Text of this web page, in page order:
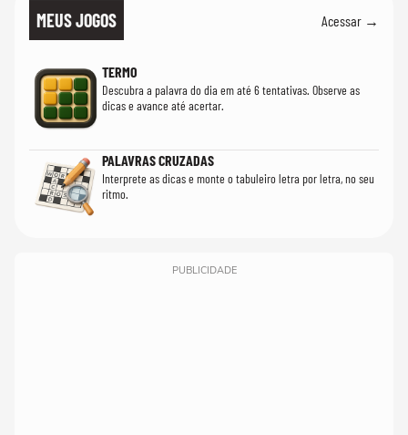
MEUS JOGOS Acessar →
TERMO
Descubra a palavra do dia em até 6 tentativas. Observe as
dicas e avance até acertar.
PALAVRAS CRUZADAS
Interprete as dicas e monte o tabuleiro letra por letra, no seu
ritmo.
PUBLICIDADE